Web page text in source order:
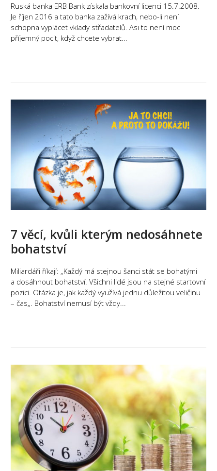
Ruská banka ERB Bank získala bankovní licenci 15.7.2008.
Je říjen 2016 a tato banka zažívá krach, nebo-li není
schopna vyplácet vklady střadatelů. Asi to není moc
příjemný pocit, když chcete vybrat...
7 věcí, kvůli kterým nedosáhnete
bohatství
Miliardáři říkají: „Každý má stejnou šanci stát se bohatými
a dosáhnout bohatství. Všichni lidé jsou na stejné startovní
pozici. Otázka je, jak každý využívá jednu důležitou veličinu
– čas„. Bohatství nemusí být vždy...